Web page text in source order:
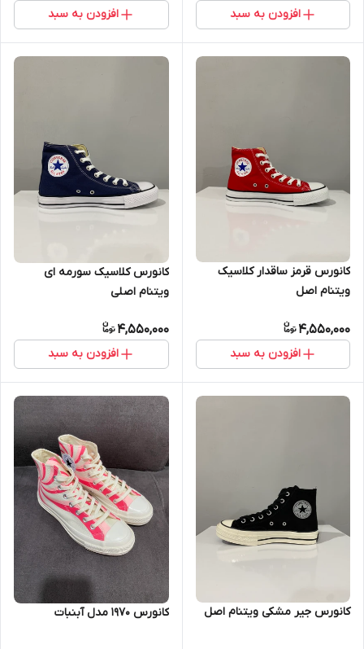
افزودن به سبد افزودن به سبد
کانورس قرمز ساقدار کلاسیک
ویتنام اصل
4,550,000
افزودن به سبد
کانورس کلاسیک سورمه ای
ویتنام اصلی
4,550,000
افزودن به سبد
کانورس جیر مشکی ویتنام اصل کانورس ۱۹۷۰ مدل آبنبات